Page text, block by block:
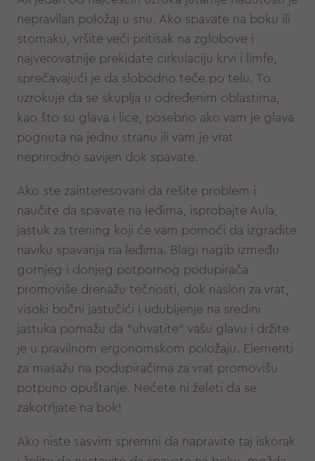
nepravilan položaj u snu. Ako spavate na boku ili
stomaku, vršite veći pritisak na zglobove i
najverovatnije prekidate cirkulaciju krvi i limfe,
sprečavajući je da slobodno teče po telu. To
uzrokuje da se skuplja u određenim oblastima,
kao što su glava i lice, posebno ako vam je glava
pognuta na jednu stranu ili vam je vrat
neprirodno savijen dok spavate.
Ako ste zainteresovani da rešite problem i
naučite da spavate na leđima, isprobajte Aula,
jastuk za trening koji će vam pomoći da izgradite
naviku spavanja na leđima. Blagi nagib između
gornjeg i donjeg potpornog podupirača
promoviše drenažu tečnosti, dok naslon za vrat,
visoki bočni jastučići i udubljenje na sredini
jastuka pomažu da "uhvatite" vašu glavu i držite
je u pravilnom ergonomskom položaju. Elementi
za masažu na podupiračima za vrat promovišu
potpuno opuštanje. Nećete ni želeti da se
zakotrljate na bok!
Ako niste sasvim spremni da napravite taj iskorak